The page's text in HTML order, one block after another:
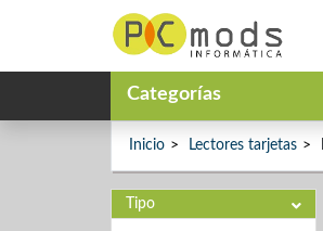
Categorías
Inicio Lectores tarjetas
Tipo